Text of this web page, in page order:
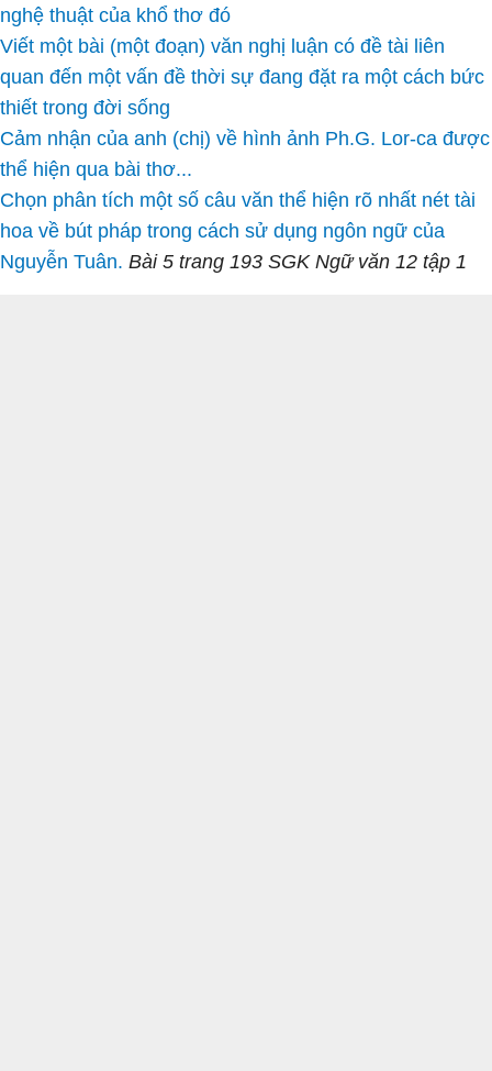
nghệ thuật của khổ thơ đó
Viết một bài (một đoạn) văn nghị luận có đề tài liên
quan đến một vấn đề thời sự đang đặt ra một cách bức
thiết trong đời sống
Cảm nhận của anh (chị) về hình ảnh Ph.G. Lor-ca được
thể hiện qua bài thơ...
Chọn phân tích một số câu văn thể hiện rõ nhất nét tài
hoa về bút pháp trong cách sử dụng ngôn ngữ của
Nguyễn Tuân. Bài 5 trang 193 SGK Ngữ văn 12 tập 1